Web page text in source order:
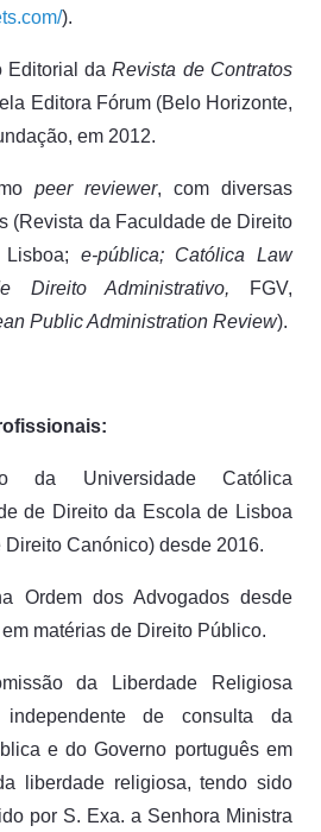
).
Editorial daRevista de Contratos
Editora Fórum (Belo Horizonte,
em 2012.
peer reviewer, com diversas
(Revista da Faculdade de Direito
e-pública; Católica Law
Direito Administrativo,
FGV,
Public Administration Review).
da Universidade Católica
de Direito da Escola de Lisboa
Canónico) desde 2016.
Ordem dos Advogados desde
matérias de Direito Público.
da Liberdade Religiosa
independente de consulta da
e do Governo português em
liberdade religiosa, tendo sido
por S. Exa. a Senhora Ministra